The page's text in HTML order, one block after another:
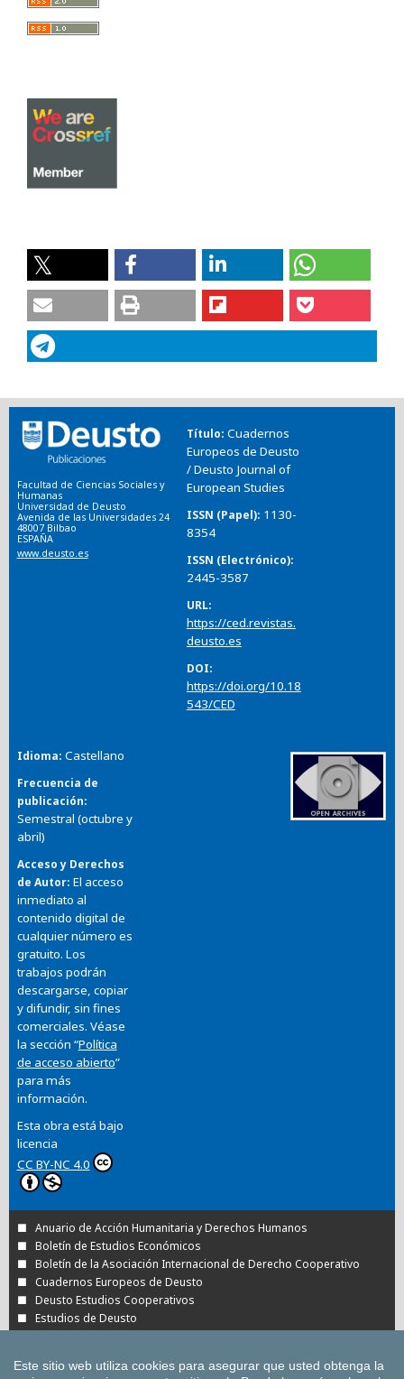
Facultad de Ciencias Sociales y
Humanas
Universidad de Deusto
Avenida de las Universidades 24
48007 Bilbao
ESPAÑA
www.deusto.es
Título Cuadernos
Europeos de Deusto
/ Deusto Journal of
European Studies
ISSN (Papel) 1130-
8354
ISSN (Electrónico)
2445-3587
URL
https://ced.revistas.
deusto.es
DOI
https://doi.org/10.18
543/CED
Idioma Castellano
Frecuencia de
publicación
Semestral (octubre y
abril)
Acceso y Derechos
de Autor El acceso
inmediato al
contenido digital de
cualquier número es
gratuito. Los
trabajos podrán
descargarse, copiar
y difundir, sin fines
comerciales. Véase
la sección “Política
de acceso abierto”
para más
información.
Esta obra está bajo
licencia
CC BY-NC 4.0
Anuario de Acción Humanitaria y Derechos Humanos
Boletín de Estudios Económicos
Boletín de la Asociación Internacional de Derecho Cooperativo
Cuadernos Europeos de Deusto
Deusto Estudios Cooperativos
Estudios de Deusto
Todas las Revistas Científicas de Deusto en
Este sitio web utiliza cookies para asegurar que usted obtenga la